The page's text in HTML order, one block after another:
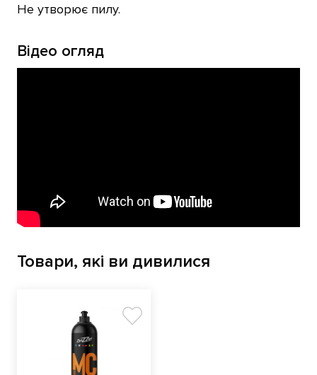
Не утворює пилу.
Відео огляд
Товари, які ви дивилися